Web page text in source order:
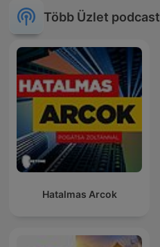
Több Üzlet podcast
Hatalmas Arcok